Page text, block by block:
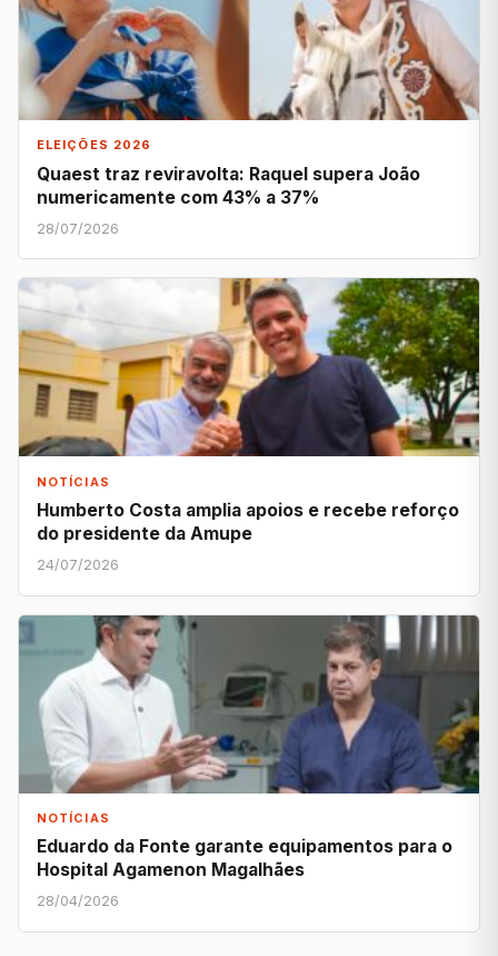
ELEIÇÕES 2026
Quaest traz reviravolta: Raquel supera João
numericamente com 43% a 37%
28/07/2026
NOTÍCIAS
Humberto Costa amplia apoios e recebe reforço
do presidente da Amupe
24/07/2026
NOTÍCIAS
Eduardo da Fonte garante equipamentos para o
Hospital Agamenon Magalhães
28/04/2026